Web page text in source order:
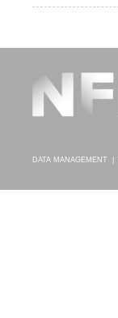
DATA MANAGEMENT